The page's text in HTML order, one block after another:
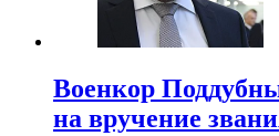
Военкор
на вручение